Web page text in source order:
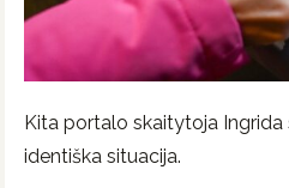
Kita portalo skaitytoja Ingrida
identiška situacija.